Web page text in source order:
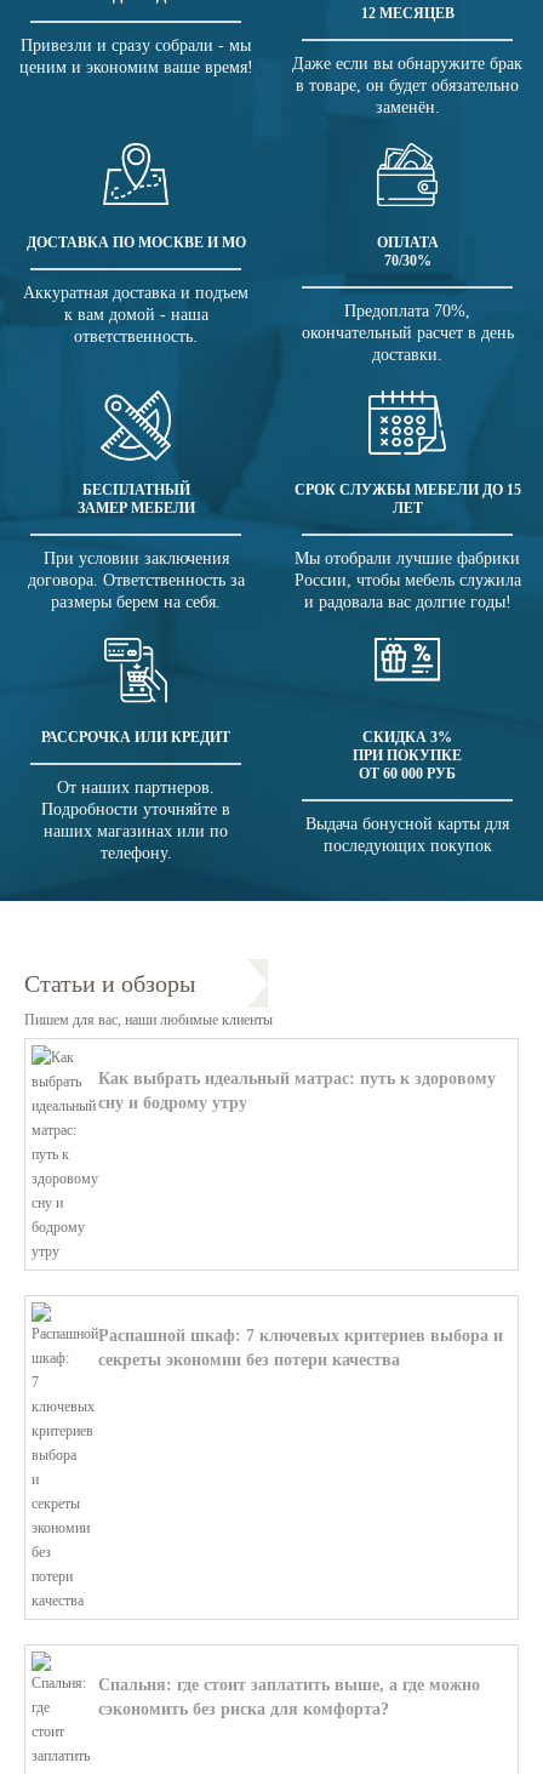
Привезли и сразу собрали - мы
ценим и экономим ваше время!
12 МЕСЯЦЕВ
Даже если вы обнаружите брак
в товаре, он будет обязательно
заменён.
ДОСТАВКА ПО МОСКВЕ И МО
Аккуратная доставка и подъем
к вам домой - наша
ответственность.
ОПЛАТА
70/30%
Предоплата 70%,
окончательный расчет в день
доставки.
БЕСПЛАТНЫЙ
ЗАМЕР МЕБЕЛИ
При условии заключения
договора. Ответственность за
размеры берем на себя.
СРОК СЛУЖБЫ МЕБЕЛИ ДО 15
ЛЕТ
Мы отобрали лучшие фабрики
России, чтобы мебель служила
и радовала вас долгие годы!
РАССРОЧКА ИЛИ КРЕДИТ
От наших партнеров.
Подробности уточняйте в
наших магазинах или по
телефону.
СКИДКА 3%
ПРИ ПОКУПКЕ
ОТ 60 000 РУБ
Выдача бонусной карты для
последующих покупок
Статьи и обзоры
Пишем для вас, наши любимые клиенты
Как выбрать идеальный матрас: путь к здоровому
сну и бодрому утру
Распашной шкаф: 7 ключевых критериев выбора и
секреты экономии без потери качества
Спальня: где стоит заплатить выше, а где можно
сэкономить без риска для комфорта?